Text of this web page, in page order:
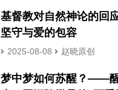
基督教对自然神论的
坚守与爱的包容
2025-08-08 赵晓原创
梦中梦如何苏醒？——